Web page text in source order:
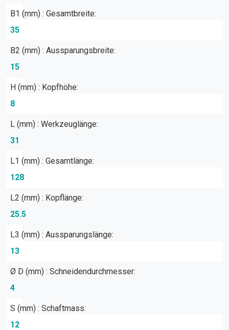
B1 (mm) : Gesamtbreite:
35
B2 (mm) : Aussparungsbreite:
15
H (mm) : Kopfhöhe:
8
L (mm) : Werkzeuglänge:
31
L1 (mm) : Gesamtlänge:
128
L2 (mm) : Kopflänge:
25.5
L3 (mm) : Aussparungslänge:
13
Ø D (mm) : Schneidendurchmesser:
4
S (mm) : Schaftmass:
12